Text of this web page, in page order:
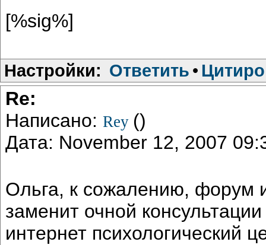
[%sig%]
Настройки: Ответить •
Re:
Написано: Rey ()
Дата: November 12, 2007
Ольга, к сожалению, форум
заменит очной
интернет психологический